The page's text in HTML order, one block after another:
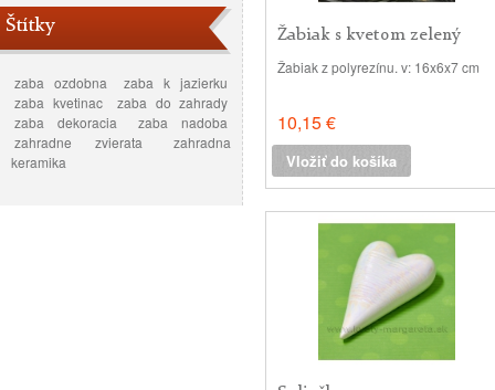
Štítky
zaba ozdobna
zaba k jazierku
zaba kvetinac
zaba do zahrady
zaba dekoracia
zaba nadoba
zahradne zvierata
zahradna
keramika
Žabiak s kvetom zelený
16cm
Žabiak z polyrezínu. v: 16x6x7 cm
10,15 €
Vložiť do košíka